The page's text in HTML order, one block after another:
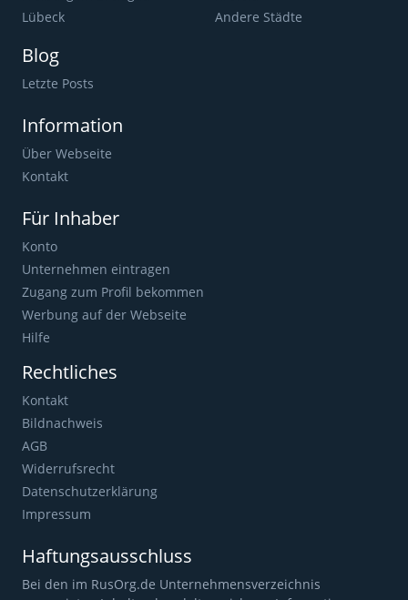
Lübeck
Andere Städte
Blog
Letzte Posts
Information
Über Webseite
Kontakt
Für Inhaber
Konto
Unternehmen eintragen
Zugang zum Profil bekommen
Werbung auf der Webseite
Hilfe
Rechtliches
Kontakt
Bildnachweis
AGB
Widerrufsrecht
Datenschutzerklärung
Impressum
Haftungsausschluss
Bei den im RusOrg.de Unternehmensverzeichnis